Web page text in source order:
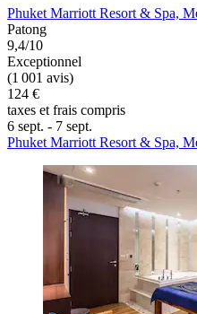
Phuket Marriott Resort & Spa,
Patong
9,4/10
Exceptionnel
(1 001 avis)
124 €
taxes et frais compris
6 sept. - 7 sept.
Phuket Marriott Resort & Spa,